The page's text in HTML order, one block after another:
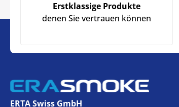
Erstklassige Produkte
denen Sie vertrauen können
ERTA Swiss GmbH